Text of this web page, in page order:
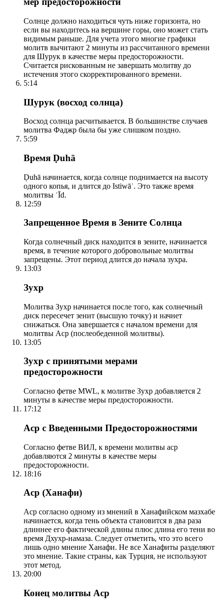
Солнце должно находиться чуть ниже горизонта, но
если вы находитесь на вершине горы, оно может стать
видимым раньше. Для учета этого многие графики
молитв вычитают 2 минуты из рассчитанного времени
для Шурук в качестве меры предосторожности.
Считается рискованным не завершать молитву до
истечения этого скорректированного времени.
5:14
Шурук (восход солнца)
Восход солнца расчитывается. В большинстве случаев
молитва Фаджр была бы уже слишком поздно.
5:59
Время Ḍuhā
Ḍuhā начинается, когда солнце поднимается на высоту
одного копья, и длится до Istiwāʾ. Это также время
молитвы ʿĪd.
12:59
Запрещенное Время в Зените Солнца
Когда солнечный диск находится в зените, начинается
время, в течение которого добровольные молитвы
запрещены. Этот период длится до начала зухра.
13:03
Зухр
Молитва Зухр начинается после того, как солнечный
диск пересечет зенит (высшую точку) и начнет
снижаться. Она завершается с началом времени для
молитвы Аср (послеобеденной молитвы).
13:05
Зухр с принятыми мерами
предосторожности
Согласно фетве MWL, к молитве Зухр добавляется 2
минуты в качестве меры предосторожности.
17:12
Аср с Введенными Предосторожностями
Согласно фетве ВИЛ, к времени молитвы аср
добавляются 2 минуты в качестве меры
предосторожности.
18:16
Аср (Ханафи)
Аср согласно одному из мнений в Ханафийском мазхабе
начинается, когда тень объекта становится в два раза
длиннее его фактической длины плюс длина его тени во
время Дхухр-намаза. Следует отметить, что это всего
лишь одно мнение Ханафи. Не все Ханафиты разделяют
это мнение. Такие страны, как Турция, не используют
этот метод.
20:00
Конец молитвы Аср